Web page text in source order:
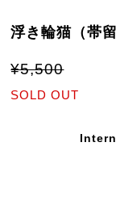
浮き輪猫（帯
¥5,500
SOLD OUT